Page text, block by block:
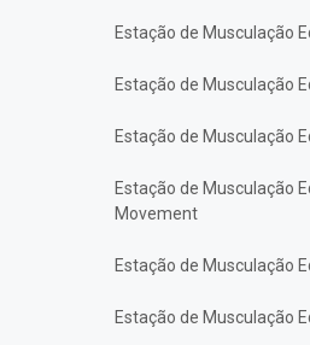
Estação de Musculação
Estação de Musculação
Estação de Musculação
Estação de Musculação
Movement
Estação de Musculação
Estação de Musculação